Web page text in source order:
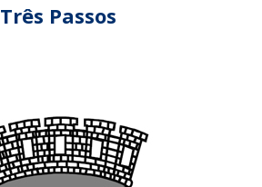
Três Passos